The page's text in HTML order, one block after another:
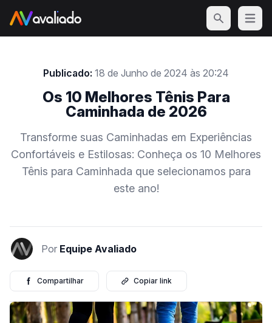
Open
Publicado: 18 de Junho de 2024 às 20:24
Os 10 Melhores Tênis Para
Caminhada de 2026
Transforme suas Caminhadas em Experiências
Confortáveis e Estilosas: Conheça os 10 Melhores
Tênis para Caminhada que selecionamos para
este ano!
Por Equipe Avaliado
Compartilhar Copiar link